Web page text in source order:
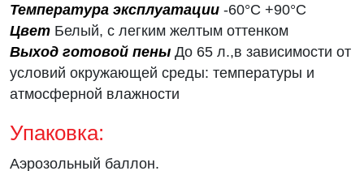
Температура эксплуатации -60°С +90°С
Цвет Белый, с легким желтым оттенком
Выход готовой пены До 65 л.,в зависимости от
условий окружающей среды: температуры и
атмосферной влажности
Упаковка:
Аэрозольный баллон.